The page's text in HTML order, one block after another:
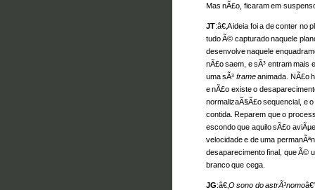
Mas nÃ£o, ficaram em
JT:â€‚A ideia foi a de conter no
tudo Ã© capturado naquele
desenvolve naquele
nÃ£o saem, e sÃ³ entram mais
uma sÃ³ frameanimada. NÃ£o
e nÃ£o existe o
normalizaÃ§Ã£o sequencial, e
contida. Reparem que o
escondo que aquilo sÃ£o
velocidade e de uma
desaparecimento final, que Ã©
branco que cega.
JG:â€‚O sono do astrÃ³nomo